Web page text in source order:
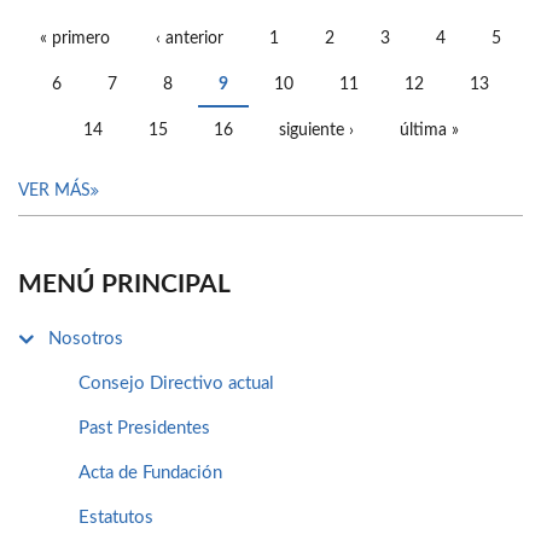
« primero ‹ anterior 1 2 3 4 5
6 7 8 9 10 11 12 13
14 15 16 siguiente › última »
VER MÁS
MENÚ PRINCIPAL
Nosotros
Consejo Directivo actual
Past Presidentes
Acta de Fundación
Estatutos